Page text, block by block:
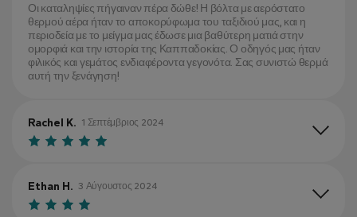
Οι καταληψίες πήγαιναν πέρα δώθε! Η βόλτα με αερόστατο
θερμού αέρα ήταν το αποκορύφωμα του ταξιδιού μας, και η
περιοδεία με το μείγμα μας έδωσε μια βαθύτερη ματιά στην
ομορφιά και την ιστορία της Καππαδοκίας. Ο οδηγός μας ήταν
φιλικός και γεμάτος ενδιαφέροντα γεγονότα. Σας συνιστώ θερμά
αυτή την ξενάγηση!
Rachel K. 1 Σεπτέμβριος 2024
Ethan H. 3 Αύγουστος 2024